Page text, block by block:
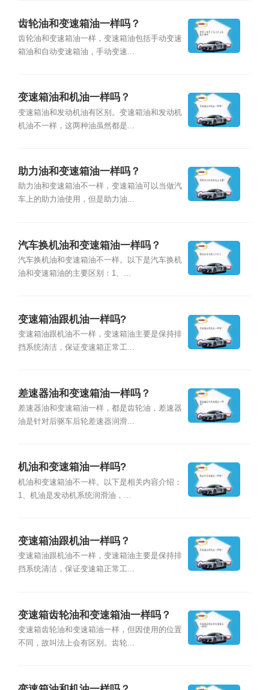
齿轮油和变速箱油一样吗？
齿轮油和变速箱油一样，变速箱油包括手动变速
箱油和自动变速箱油，手动变速...
变速箱油和机油一样吗？
变速箱油和发动机油有区别。变速箱油和发动机
机油不一样，这两种油虽然都是...
助力油和变速箱油一样吗？
助力油和变速箱油不一样，变速箱油可以当做汽
车上的助力油使用，但是助力油...
汽车换机油和变速箱油一样吗？
汽车换机油和变速箱油不一样。以下是汽车换机
油和变速箱油的主要区别：1、...
变速箱油跟机油一样吗?
变速箱油跟机油不一样，变速箱油主要是保持排
挡系统清洁，保证变速箱正常工...
差速器油和变速箱油一样吗？
差速器油和变速箱油一样，都是齿轮油，差速器
油是针对后驱车后轮差速器润滑...
机油和变速箱油一样吗?
机油和变速箱油不一样。以下是相关内容介绍：
1、机油是发动机系统润滑油，...
变速箱油跟机油一样吗？
变速箱油跟机油不一样，变速箱油主要是保持排
挡系统清洁，保证变速箱正常工...
变速箱齿轮油和变速箱油一样吗？
变速箱齿轮油和变速箱油一样，但因使用的位置
不同，故叫法上会有区别。齿轮...